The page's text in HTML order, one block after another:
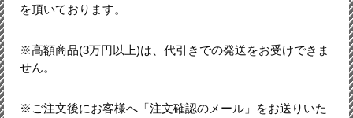
を頂いております。
※高額商品(3万円以上)は、代引きでの発送をお受けできま
せん。
※ご注文後にお客様へ「注文確認のメール」をお送りいた